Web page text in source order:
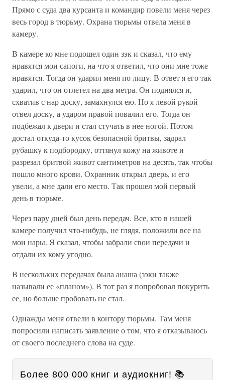
Прямо с суда два курсанта и командир повели меня через
весь город в тюрьму. Охрана тюрьмы отвела меня в
камеру.
В камере ко мне подошел один зэк и сказал, что ему
нравятся мои сапоги, на что я ответил, что они мне тоже
нравятся. Тогда он ударил меня по лицу. В ответ я его так
ударил, что он отлетел на два метра. Он поднялся и,
схватив с нар доску, замахнулся ею. Но я левой рукой
отвел доску, а ударом правой повалил его. Тогда он
подбежал к двери и стал стучать в нее ногой. Потом
достал откуда-то кусок безопасной бритвы, задрал
рубашку к подбородку, оттянул кожу на животе и
разрезал бритвой живот сантиметров на десять, так чтобы
пошло много крови. Охранник открыл дверь, и его
увели, а мне дали его место. Так прошел мой первый
день в тюрьме.
Через пару дней был день передач. Все, кто в нашей
камере получил что-нибудь, не глядя, положили все на
мои нары. Я сказал, чтобы забрали свои передачи и
отдали их кому угодно.
В нескольких передачах была анаша (зэки также
называли ее «планом»). В тот раз я попробовал покурить
ее, но больше пробовать не стал.
Однажды меня отвели в контору тюрьмы. Там меня
попросили написать заявление о том, что я отказываюсь
от своего последнего слова на суде.
Более 800 000 книг и аудиокниг! 📚